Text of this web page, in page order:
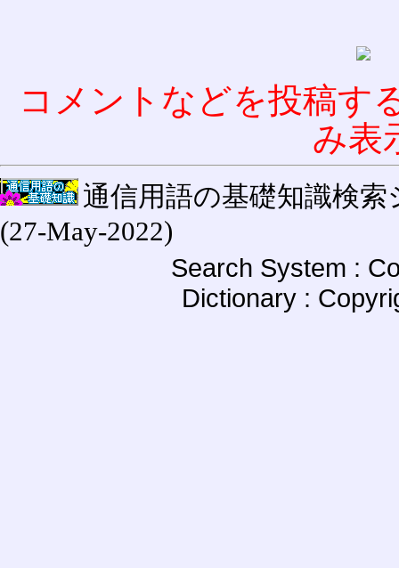
コメントなどを投稿す
み表
通信用語の基礎知識検索
(27-May-2022)
Search System :
Dictionary :